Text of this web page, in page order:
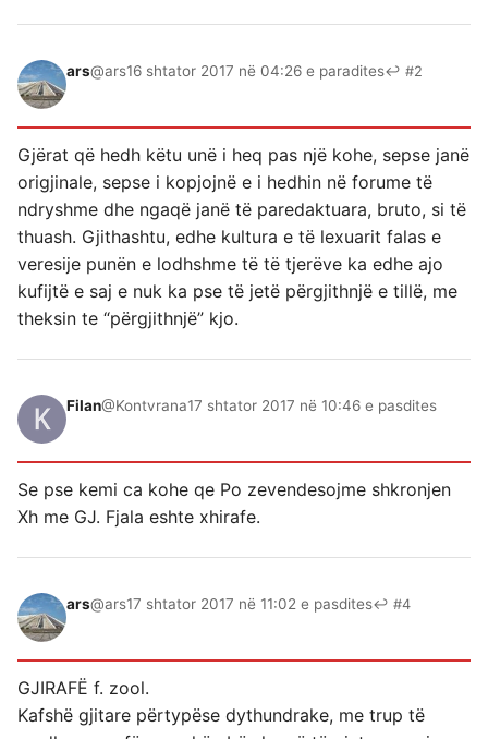
ars@ars16 shtator 2017 në 04:26 e paradites↩ #2
Gjërat që hedh këtu unë i heq pas një kohe, sepse janë
origjinale, sepse i kopjojnë e i hedhin në forume të
ndryshme dhe ngaqë janë të paredaktuara, bruto, si të
thuash. Gjithashtu, edhe kultura e të lexuarit falas e
veresije punën e lodhshme të të tjerëve ka edhe ajo
kufijtë e saj e nuk ka pse të jetë përgjithnjë e tillë, me
theksin te “përgjithnjë” kjo.
Filan@Kontvrana17 shtator 2017 në 10:46 e pasdites
Se pse kemi ca kohe qe Po zevendesojme shkronjen
Xh me GJ. Fjala eshte xhirafe.
ars@ars17 shtator 2017 në 11:02 e pasdites↩ #4
GJIRAFË f. zool.
Kafshë gjitare përtypëse dythundrake, me trup të